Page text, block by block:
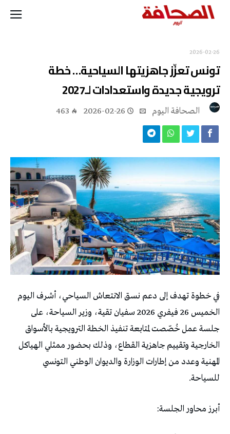
2026-02-26
تونس تعزّز جاهزيتها السياحية… خطة
ترويجية جديدة واستعدادات لـ2027
2026-02-26
463
في خطوة تهدف إلى دعم نسق الانتعاش السياحي، أشرف اليوم
الخميس 26 فيفري 2026 سفيان تقية، وزير السياحة، على
جلسة عمل خُصّصت لمتابعة تنفيذ الخطة الترويجية بالأسواق
الخارجية وتقييم جاهزية القطاع، وذلك بحضور ممثلي الهياكل
المهنية وعدد من إطارات الوزارة والديوان الوطني التونسي
للسياحة.
أبرز محاور الجلسة: